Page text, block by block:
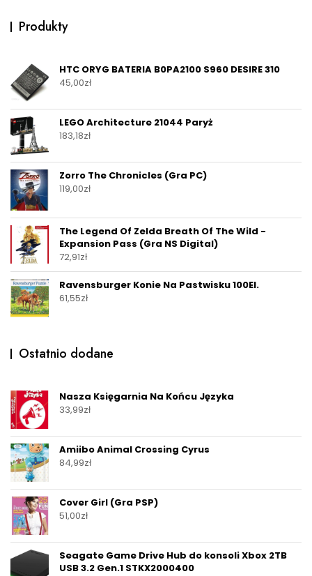
Produkty
HTC ORYG BATERIA B0PA2100 S960 DESIRE 310
45,00zł
LEGO Architecture 21044 Paryż
183,18zł
Zorro The Chronicles (Gra PC)
119,00zł
The Legend Of Zelda Breath Of The Wild -
Expansion Pass (Gra NS Digital)
72,91zł
Ravensburger Konie Na Pastwisku 100El.
61,55zł
Ostatnio dodane
Nasza Księgarnia Na Końcu Języka
33,99zł
Amiibo Animal Crossing Cyrus
84,99zł
Cover Girl (Gra PSP)
51,00zł
Seagate Game Drive Hub do konsoli Xbox 2TB
USB 3.2 Gen.1 STKX2000400